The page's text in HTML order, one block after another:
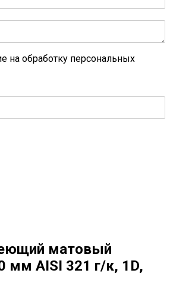
на обработку персональных
матовый
мм AISI 321 г/к, 1D,